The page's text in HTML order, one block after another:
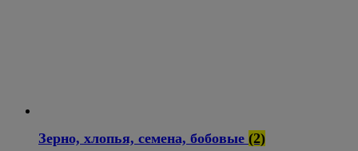
Зерно, хлопья, семена, бобовые (2)